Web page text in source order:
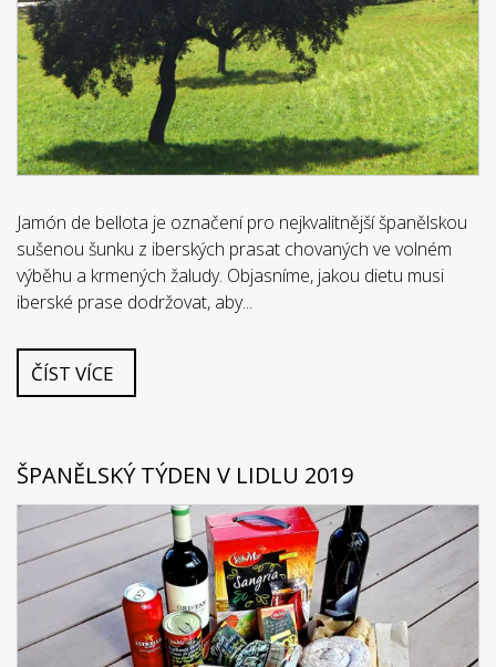
Jamón de bellota je označení pro nejkvalitnější španělskou
sušenou šunku z iberských prasat chovaných ve volném
výběhu a krmených žaludy. Objasníme, jakou dietu musi
iberské prase dodržovat, aby...
ČÍST VÍCE
ŠPANĚLSKÝ TÝDEN V LIDLU 2019